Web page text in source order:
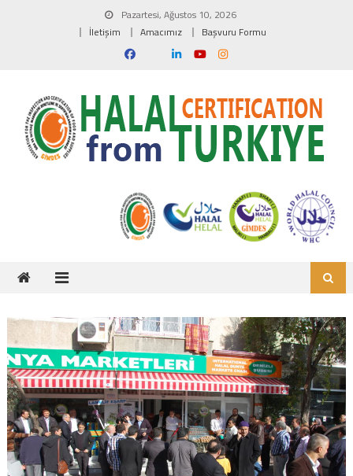
Pazartesi, Ağustos 10, 2026
İletişim
Amacımız Başvuru Formu